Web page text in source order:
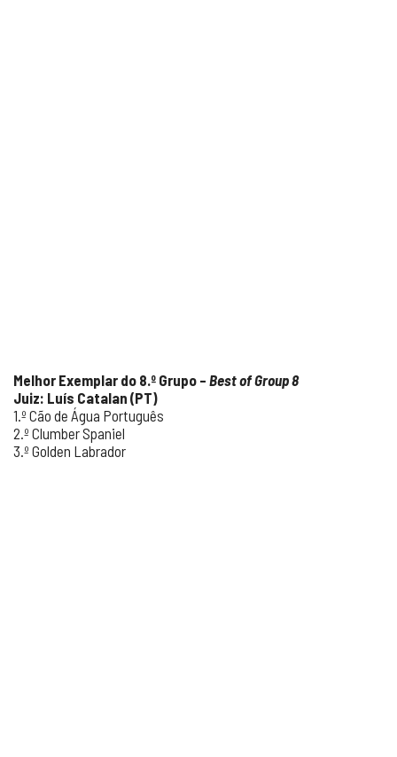
Melhor Exemplar do 8.º Grupo – Best of Group 8
Juiz: Luís Catalan (PT)
1.º Cão de Água Português
2.º Clumber Spaniel
3.º Golden Labrador